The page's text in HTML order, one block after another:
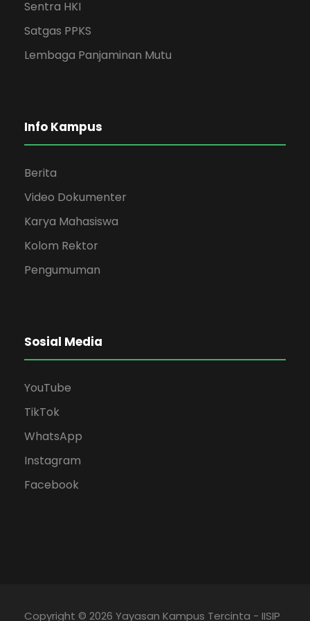
Sentra HKI
Satgas PPKS
Lembaga Panjaminan Mutu
Info Kampus
Berita
Video Dokumenter
Karya Mahasiswa
Kolom Rektor
Pengumuman
Sosial Media
YouTube
TikTok
WhatsApp
Instagram
Facebook
Copyright © 2026 Yayasan Kampus Tercinta - IISIP